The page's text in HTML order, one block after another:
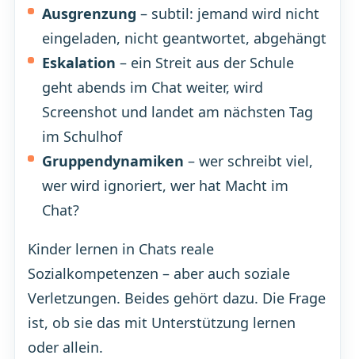
Ausgrenzung – subtil: jemand wird nicht
eingeladen, nicht geantwortet, abgehängt
Eskalation – ein Streit aus der Schule
geht abends im Chat weiter, wird
Screenshot und landet am nächsten Tag
im Schulhof
Gruppendynamiken – wer schreibt viel,
wer wird ignoriert, wer hat Macht im
Chat?
Kinder lernen in Chats reale
Sozialkompetenzen – aber auch soziale
Verletzungen. Beides gehört dazu. Die Frage
ist, ob sie das mit Unterstützung lernen
oder allein.